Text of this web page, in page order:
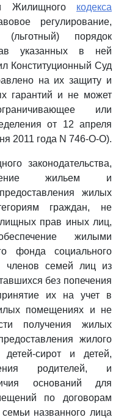
Жилищного кодекса
регулирование,
(льготный) порядок
указанных в ней
Конституционный Суд
на их защиту и
гарантий и не может
или
от 12 апреля
2011 года N 746-О-О).
законодательства,
жильем и
жилых
граждан, не
прав иных лиц,
жилыми
фонда социального
членов семей лиц из
без попечения
их на учет в
помещениях и не
получения жилых
жилого
сирот и детей,
родителей, и
оснований для
по договорам
названного лица